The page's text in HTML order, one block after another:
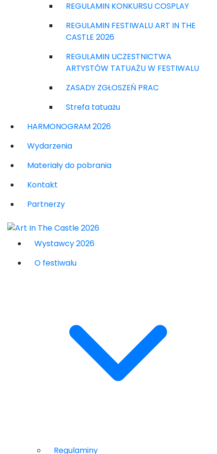
REGULAMIN KONKURSU COSPLAY
REGULAMIN FESTIWALU ART IN THE
CASTLE 2026
REGULAMIN UCZESTNICTWA
ARTYSTÓW TATUAŻU W FESTIWALU
ZASADY ZGŁOSZEŃ PRAC
Strefa tatuażu
HARMONOGRAM 2026
Wydarzenia
Materiały do pobrania
Kontakt
Partnerzy
Wystawcy 2026
O festiwalu
Regulaminy